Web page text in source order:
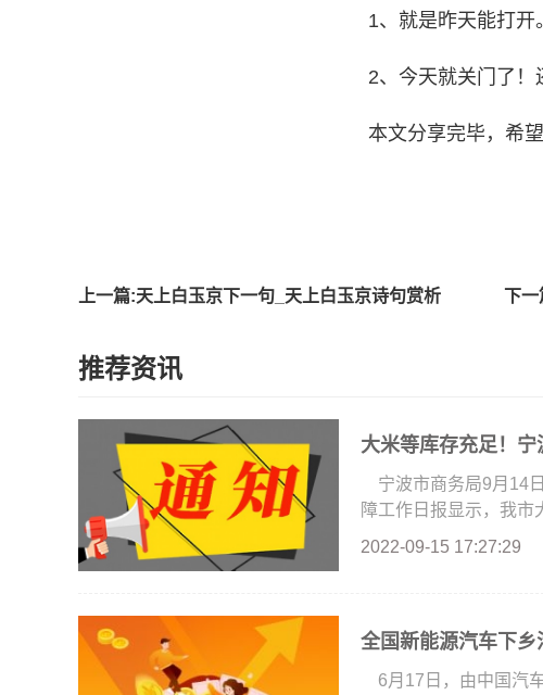
1、就是昨天能打开。
2、今天就关门了！
本文分享完毕，希
上一篇:天上白玉京下一句_天上白玉京诗句赏析 下一
推荐资讯
大米等库存充足！
宁波市商务局9月14
障工作日报显示，我市
2022-09-15 17:27:29
全国新能源汽车下乡
6月17日，由中国汽